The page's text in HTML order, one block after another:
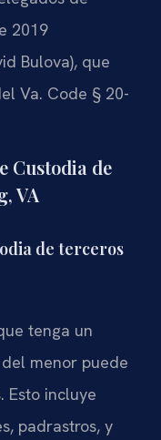
2019
Bulova), que
Va. Code § 20-
Custodia de
VA
de terceros
tenga un
menor puede
Esto incluye
padrastros, y